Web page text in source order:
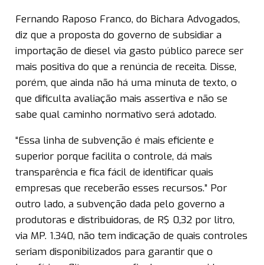
Fernando Raposo Franco, do Bichara Advogados,
diz que a proposta do governo de subsidiar a
importação de diesel via gasto público parece ser
mais positiva do que a renúncia de receita. Disse,
porém, que ainda não há uma minuta de texto, o
que dificulta avaliação mais assertiva e não se
sabe qual caminho normativo será adotado.
“Essa linha de subvenção é mais eficiente e
superior porque facilita o controle, dá mais
transparência e fica fácil de identificar quais
empresas que receberão esses recursos.” Por
outro lado, a subvenção dada pelo governo a
produtoras e distribuidoras, de R$ 0,32 por litro,
via MP. 1.340, não tem indicação de quais controles
seriam disponibilizados para garantir que o